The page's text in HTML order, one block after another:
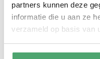
partners kunnen deze
informatie die u aan ze
verzameld op basis van